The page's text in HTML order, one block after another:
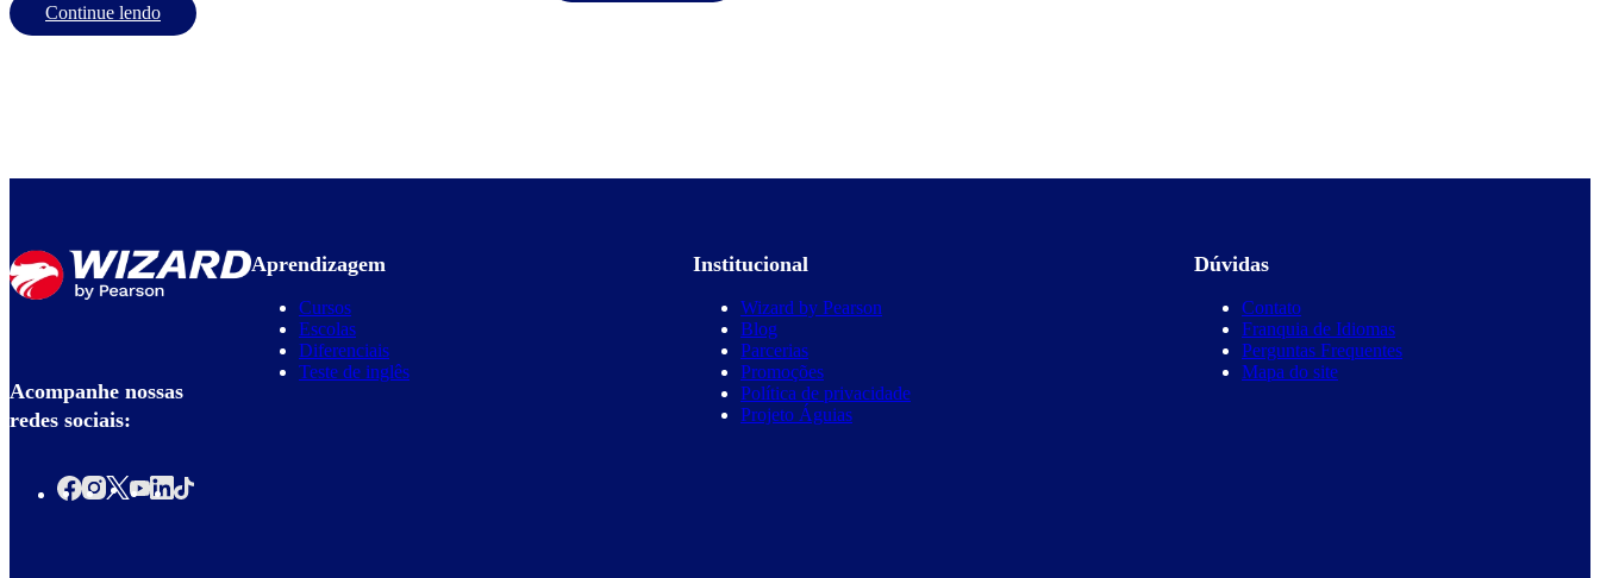
Continue lendo
Acompanhe nossas
redes sociais:
Aprendizagem
Cursos
Escolas
Diferenciais
Teste de inglês
Institucional
Wizard by Pearson
Blog
Parcerias
Promoções
Política de privacidade
Projeto Águias
Dúvidas
Contato
Franquia de Idiomas
Perguntas Frequentes
Mapa do site